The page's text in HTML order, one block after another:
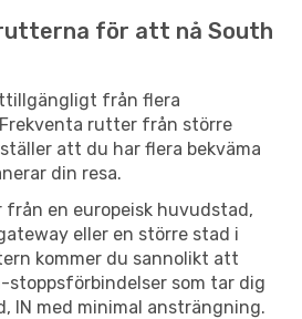
för att nå South
från flera
rutter från större
att du har flera bekväma
din resa.
från en europeisk huvudstad,
eller en större stad i
kommer du sannolikt att
som tar dig
IN med minimal ansträngning.